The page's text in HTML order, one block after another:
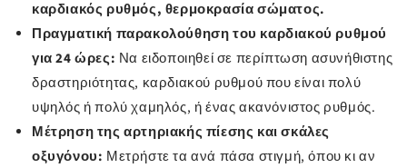
καρδιακός ρυθμός, θερμοκρασία σώματος.
Πραγματική παρακολούθηση του καρδιακού ρυθμού
για 24 ώρες: Να ειδοποιηθεί σε περίπτωση ασυνήθιστης
δραστηριότητας, καρδιακού ρυθμού που είναι πολύ
υψηλός ή πολύ χαμηλός, ή ένας ακανόνιστος ρυθμός.
Μέτρηση της αρτηριακής πίεσης και σκάλες
οξυγόνου: Μετρήστε τα ανά πάσα στιγμή, όπου κι αν